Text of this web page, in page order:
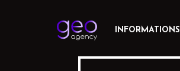
INFORMATIONS